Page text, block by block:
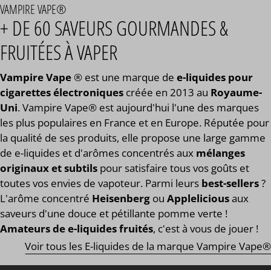
VAMPIRE VAPE®
+ DE 60 SAVEURS GOURMANDES &
FRUITÉES À VAPER
Vampire Vape® est une marque de e-liquides pour
cigarettes électroniques créée en 2013 au Royaume-
Uni. Vampire Vape® est aujourd'hui l'une des marques
les plus populaires en France et en Europe. Réputée pour
la qualité de ses produits, elle propose une large gamme
de e-liquides et d'arômes concentrés aux mélanges
originaux et subtils pour satisfaire tous vos goûts et
toutes vos envies de vapoteur. Parmi leurs best-sellers?
L'arôme concentré Heisenberg ou Appleliciousaux
saveurs d'une douce et pétillante pomme verte !
Amateurs de e-liquides fruités, c'est à vous de jouer !
Voir tous les E-liquides de la marque Vampire Vape®